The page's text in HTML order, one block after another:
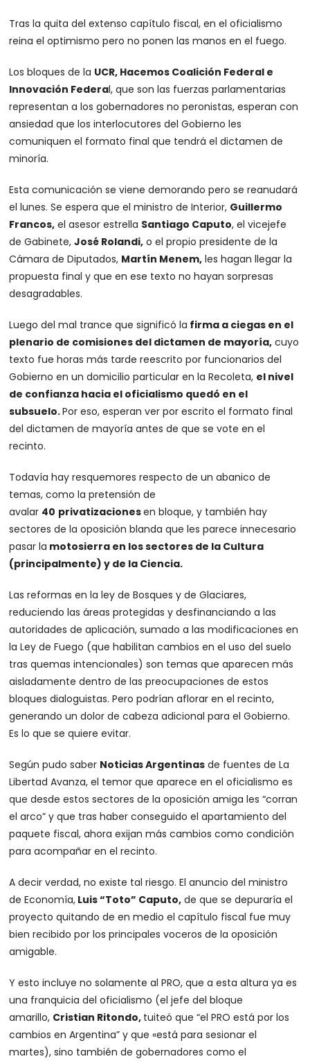
Tras la quita del extenso capítulo fiscal, en el oficialismo
reina el optimismo pero no ponen las manos en el fuego.
Los bloques de la UCR, Hacemos Coalición Federal e
Innovación Federal, que son las fuerzas parlamentarias
representan a los gobernadores no peronistas, esperan con
ansiedad que los interlocutores del Gobierno les
comuniquen el formato final que tendrá el dictamen de
minoría.
Esta comunicación se viene demorando pero se reanudará
el lunes. Se espera que el ministro de Interior, Guillermo
Francos, el asesor estrella Santiago Caputo, el vicejefe
de Gabinete,José Rolandi, o el propio presidente de la
Cámara de Diputados, Martín Menem, les hagan llegar la
propuesta final y que en ese texto no hayan sorpresas
desagradables.
Luego del mal trance que significó la firma a ciegas en el
plenario de comisiones del dictamen de mayoría, cuyo
texto fue horas más tarde reescrito por funcionarios del
Gobierno en un domicilio particular en la Recoleta, el nivel
de confianza hacia el oficialismo quedó en el
subsuelo.Por eso, esperan ver por escrito el formato final
del dictamen de mayoría antes de que se vote en el
recinto.
Todavía hay resquemores respecto de un abanico de
temas, como la pretensión de
avalar 40 privatizacionesen bloque, y también hay
sectores de la oposición blanda que les parece innecesario
pasar la motosierra en los sectores de la Cultura
(principalmente) y de la Ciencia.
Las reformas en la ley de Bosques y de Glaciares,
reduciendo las áreas protegidas y desfinanciando a las
autoridades de aplicación, sumado a las modificaciones en
la Ley de Fuego (que habilitan cambios en el uso del suelo
tras quemas intencionales) son temas que aparecen más
aisladamente dentro de las preocupaciones de estos
bloques dialoguistas. Pero podrían aflorar en el recinto,
generando un dolor de cabeza adicional para el Gobierno.
Es lo que se quiere evitar.
Según pudo saber Noticias Argentinas de fuentes de La
Libertad Avanza, el temor que aparece en el oficialismo es
que desde estos sectores de la oposición amiga les “corran
el arco” y que tras haber conseguido el apartamiento del
paquete fiscal, ahora exijan más cambios como condición
para acompañar en el recinto.
A decir verdad, no existe tal riesgo. El anuncio del ministro
de Economía, Luis “Toto” Caputo, de que se depuraría el
proyecto quitando de en medio el capítulo fiscal fue muy
bien recibido por los principales voceros de la oposición
amigable.
Y esto incluye no solamente al PRO, que a esta altura ya es
una franquicia del oficialismo (el jefe del bloque
amarillo, Cristian Ritondo, tuiteó que “el PRO está por los
cambios en Argentina” y que «está para sesionar el
martes), sino también de gobernadores como el